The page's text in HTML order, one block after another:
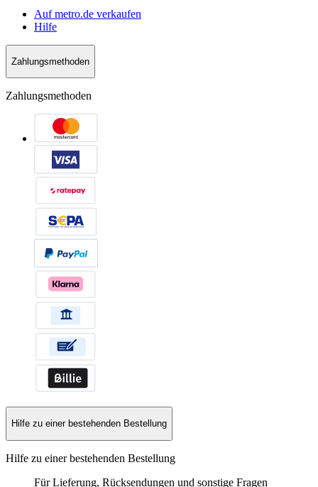
Auf metro.de verkaufen
Hilfe
Zahlungsmethoden
Zahlungsmethoden
Hilfe zu einer bestehenden Bestellung
Hilfe zu einer bestehenden Bestellung
Für Lieferung, Rücksendungen und sonstige Fragen